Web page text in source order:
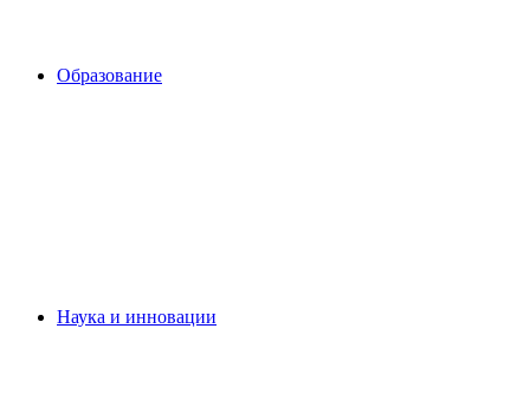
Образование
Наука и инновации